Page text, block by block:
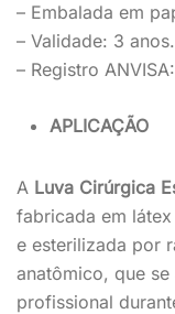
– Embalada em
– Validade: 3 anos.
– Registro
APLICAÇÃO
A Luva Cirúrgica
fabricada em
e esterilizada por
anatômico, que
profissional